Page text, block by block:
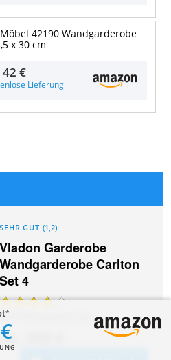
42190 Wandgarderobe
x 30 cm
42 €
Lieferung
SEHR GUT (1,2)
Vladon Garderobe
Wandgarderobe Carlton
Set 4
924
ca.